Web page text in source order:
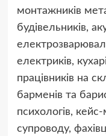
монтажників
будівельників,
електриків,
працівників на
барменів та
психологів,
супроводу,